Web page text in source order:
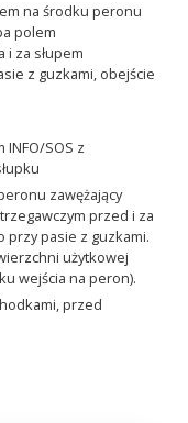
na środku peronu
polem
i za słupem
z guzkami, obejście
SOS z
zawężający
przed i za
przy pasie z guzkami.
użytkowej
wejścia na peron).
przed